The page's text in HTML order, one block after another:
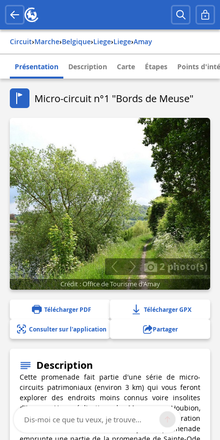
Circuit› Marche› belgique› liege› liege› amay
Présentation Description Carte Étapes Points
Micro-circuit n°1 "Bords de Meuse"
2 photo(s)
Crédit : Office de Tourisme d'Amay
Télécharger PDF Télécharger GPX
Consulter sur l'application Partager
Description
Cette promenade fait partie d'une série de micro-
circuits patrimoniaux (environ 3 km) qui vous feront
explorer des endroits moins connus voire insolites
d’Amay… Une réalisation de Maryvonne Houbion,
amaytoise et guide de Memo-Huy avec la collaboration
de l'Office de Tourisme d'Amay. La promenade
Dis-moi ce que tu veux, je trouve...